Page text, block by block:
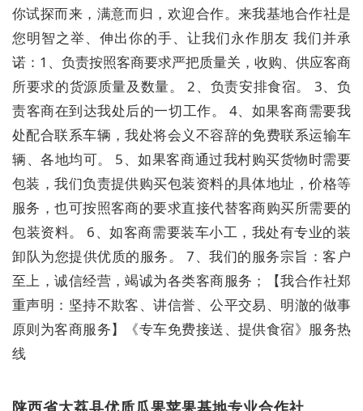
你试探而来，满意而归，欢迎合作。来我基地合作社是
您明智之举、伸出你的手、让我们永作朋友 我们并承
诺：1、负责按照客商要求严把质量关，收购、供应客商
所要求的货源质量及数量。 2、负责安排食宿。 3、负
责客商在到达我处后的一切工作。 4、如果客商需要我
处配合联系车辆，我处将会义不容辞的免费联系运输车
辆、各地均可。 5、如果客商通过我村购买货物时需要
包装，我们负责提供购买包装资料的具体地址，价格等
服务，也可按照客商的要求直接代替客商购买所需要的
包装资料。 6、如客商需要装车小工，我处有专业的装
卸队为您提供优质的服务。 7、我们的服务宗旨：客户
至上，诚信经营，竭诚为各类客商服务；【我合作社郑
重声明：坚持不欺客、讲信誉、公平交易、明澈的做事
原则为客商服务】《专车免费接送、提供食宿》服务热
线